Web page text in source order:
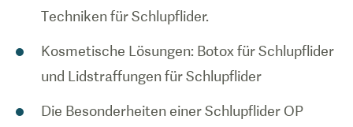
Techniken für Schlupflider.
Kosmetische Lösungen: Botox für Schlupflider
und Lidstraffungen für Schlupflider
Die Besonderheiten einer Schlupflider OP